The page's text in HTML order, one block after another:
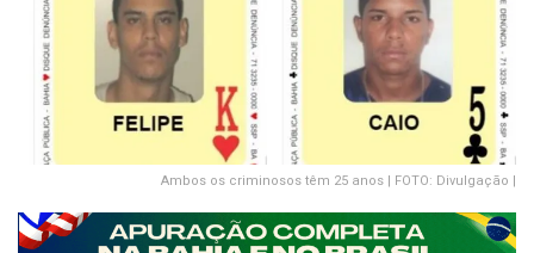
Ambos os criminosos têm 25 anos | FOTO: Divulgação |